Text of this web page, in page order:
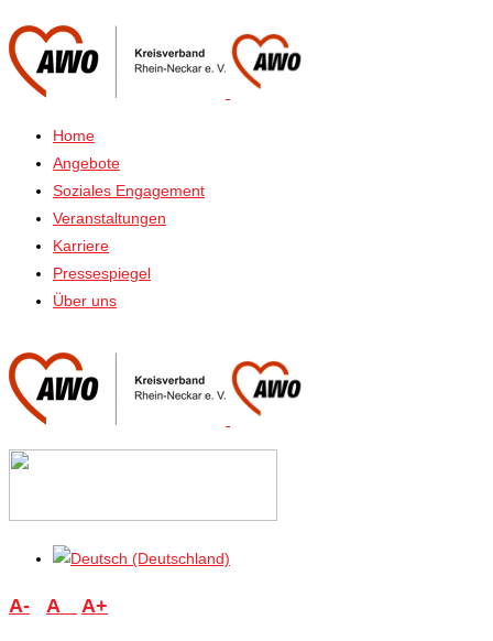
Home
Angebote
Soziales Engagement
Veranstaltungen
Karriere
Pressespiegel
Über uns
A- A A+